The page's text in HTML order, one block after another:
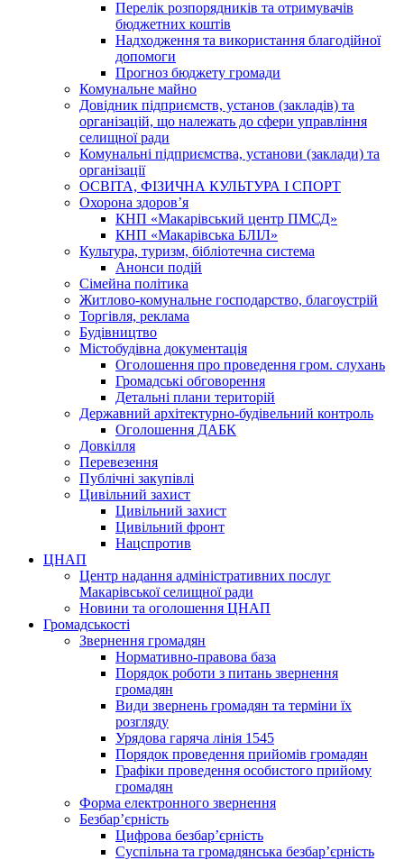
Перелік розпорядників та отримувачів
бюджетних коштів
Надходження та використання благодійної
допомоги
Прогноз бюджету громади
Комунальне майно
Довідник підприємств, установ (закладів) та
організацій, що належать до сфери управління
селищної ради
Комунальні підприємства, установи (заклади) та
організації
ОСВІТА, ФІЗИЧНА КУЛЬТУРА І СПОРТ
Охорона здоров’я
КНП «Макарівський центр ПМСД»
КНП «Макарівська БЛІЛ»
Культура, туризм, бібліотечна система
Анонси подій
Сімейна політика
Житлово-комунальне господарство, благоустрій
Торгівля, реклама
Будівництво
Містобудівна документація
Оголошення про проведення гром. слухань
Громадські обговорення
Детальні плани територій
Державний архітектурно-будівельний контроль
Оголошення ДАБК
Довкілля
Перевезення
Публічні закупівлі
Цивільний захист
Цивільний захист
Цивільний фронт
Нацспротив
ЦНАП
Центр надання адміністративних послуг
Макарівської селищної ради
Новини та оголошення ЦНАП
Громадськості
Звернення громадян
Нормативно-правова база
Порядок роботи з питань звернення
громадян
Види звернень громадян та терміни їх
розгляду
Урядова гаряча лінія 1545
Порядок проведення прийомів громадян
Графіки проведення особистого прийому
громадян
Форма електронного звернення
Безбар’єрність
Цифрова безбар’єрність
Суспільна та громадянська безбар’єрність